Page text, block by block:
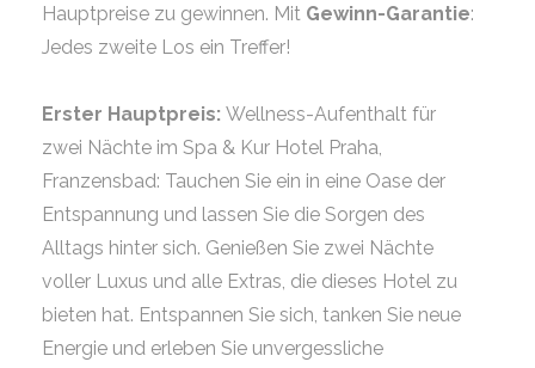
Hauptpreise zu gewinnen. Mit Gewinn-Garantie:
Jedes zweite Los ein Treffer!
Erster Hauptpreis: Wellness-Aufenthalt für
zwei Nächte im Spa & Kur Hotel Praha,
Franzensbad: Tauchen Sie ein in eine Oase der
Entspannung und lassen Sie die Sorgen des
Alltags hinter sich. Genießen Sie zwei Nächte
voller Luxus und alle Extras, die dieses Hotel zu
bieten hat. Entspannen Sie sich, tanken Sie neue
Energie und erleben Sie unvergessliche